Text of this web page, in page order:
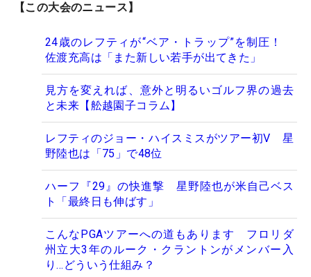
【この大会のニュース】
24歳のレフティが“ベア・トラップ”を制圧！
佐渡充高は「また新しい若手が出てきた」
見方を変えれば、意外と明るいゴルフ界の過去
と未来【舩越園子コラム】
レフティのジョー・ハイスミスがツアー初V 星
野陸也は「75」で48位
ハーフ『29』の快進撃 星野陸也が米自己ベス
ト「最終日も伸ばす」
こんなPGAツアーへの道もあります フロリダ
州立大3年のルーク・クラントンがメンバー入
り…どういう仕組み？